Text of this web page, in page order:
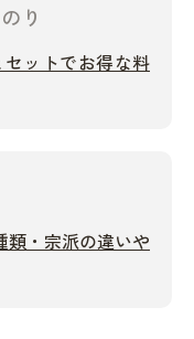
り
セットでお得な料
類・宗派の違いや